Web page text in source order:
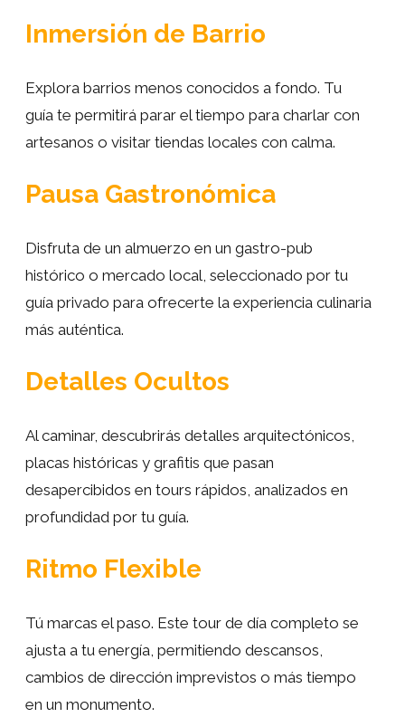
Inmersión de Barrio
Explora barrios menos conocidos a fondo. Tu
guía te permitirá parar el tiempo para charlar con
artesanos o visitar tiendas locales con calma.
Pausa Gastronómica
Disfruta de un almuerzo en un gastro-pub
histórico o mercado local, seleccionado por tu
guía privado para ofrecerte la experiencia culinaria
más auténtica.
Detalles Ocultos
Al caminar, descubrirás detalles arquitectónicos,
placas históricas y grafitis que pasan
desapercibidos en tours rápidos, analizados en
profundidad por tu guía.
Ritmo Flexible
Tú marcas el paso. Este tour de día completo se
ajusta a tu energía, permitiendo descansos,
cambios de dirección imprevistos o más tiempo
en un monumento.